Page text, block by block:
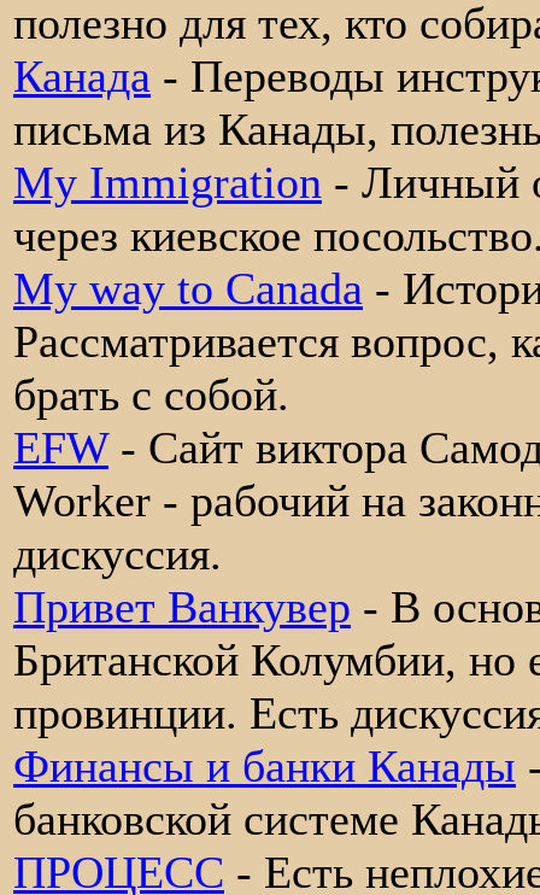
полезно для тех, кто
Канада - Переводы
письма из Канады,
My Immigration - Личный
через киевское
My way to Canada -
Рассматривается вопрос,
брать с собой.
EFW- Сайт виктора
Worker - рабочий на
дискуссия.
Привет Ванкувер - В
Британской Колумбии, но
провинции. Есть
Финансы и банки Канады
банковской системе
ПРОЦЕСС - Есть